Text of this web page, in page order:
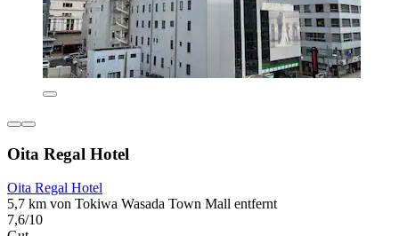
Oita Regal Hotel
Oita Regal Hotel
5,7 km von Tokiwa Wasada Town Mall entfernt
7,6/10